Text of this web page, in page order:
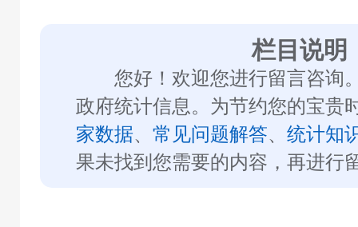
栏目说明
您好！欢迎您进行留言咨询
政府统计信息。为节约您的宝贵
家数据、 常见问题解答、 统计知
果未找到您需要的内容，再进行